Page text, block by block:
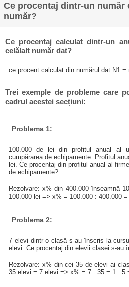
Ce procentaj dintr-un număr
număr?
Ce procentaj calculat dintr-un
celălalt număr dat?
ce procent calculat din numărul dat N1 =
Trei exemple de probleme care
cadrul acestei secțiuni:
Problema 1:
100.000 de lei din profitul anual al
cumpărarea de echipamente. Profitul
lei. Ce procentaj din profitul anual al
de echipamente?
Rezolvare: x% din 400.000 înseamnă
100.000 lei => x% = 100.000 : 400.000
Problema 2:
7 elevi dintr-o clasă s-au înscris la
elevi. Ce procentaj din elevii clasei s-au
Rezolvare: x% din cei 35 de elevi ai
35 elevi = 7 elevi => x% = 7 : 35 = 1 : 5